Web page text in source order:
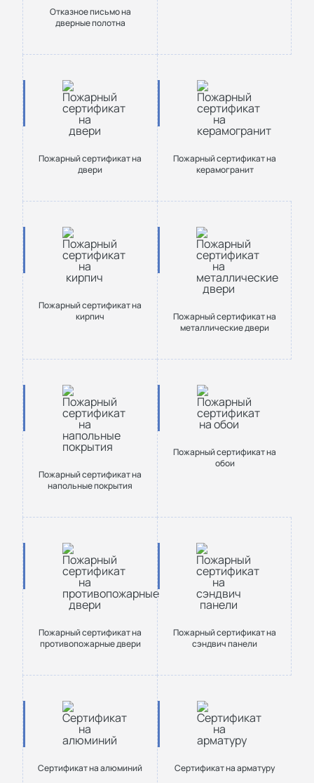
Отказное письмо на
дверные полотна
Пожарный сертификат на
двери
Пожарный сертификат на
керамогранит
Пожарный сертификат на
кирпич
Пожарный сертификат на
металлические двери
Пожарный сертификат на
напольные покрытия
Пожарный сертификат на
обои
Пожарный сертификат на
противопожарные двери
Пожарный сертификат на
сэндвич панели
Сертификат на алюминий Сертификат на арматуру